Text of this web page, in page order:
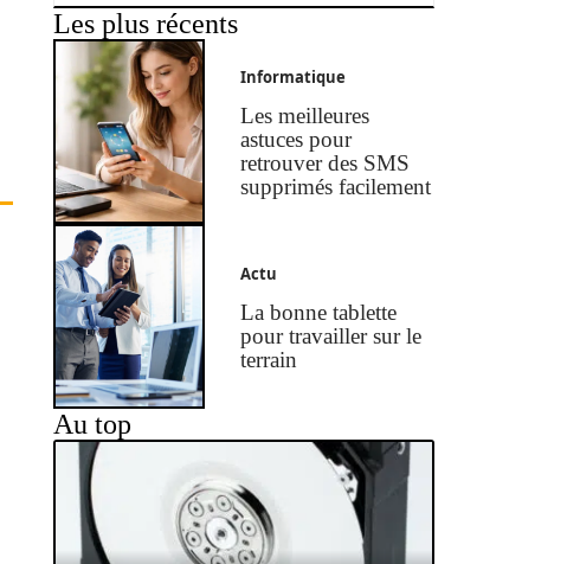
Les plus récents
Informatique
Les meilleures
astuces pour
retrouver des SMS
supprimés facilement
Actu
La bonne tablette
pour travailler sur le
terrain
Au top